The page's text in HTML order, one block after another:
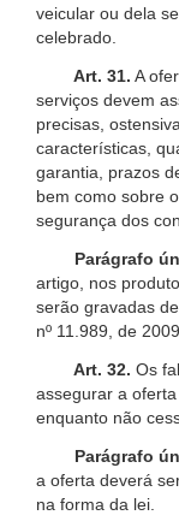
veicular ou dela
celebrado.
Art. 31. A
serviços devem
precisas,
características,
garantia, prazos
bem como sobre
segurança dos
Parágrafo
artigo, nos
serão gravadas
nº 11.989, de
Art. 32. Os
assegurar a
enquanto não
Parágrafo
a oferta deverá
na forma da lei.